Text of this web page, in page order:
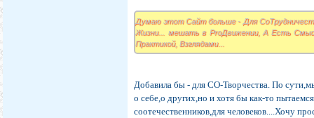
Думаю этот Сайт больше - Для
Жизни... мешать в ProДвижении, А Есть
Практикой, Взглядами...
Добавила бы - для СО-Творчества. По
о себе,о других,но и хотя бы как-то
соотечественников,для человеков....Хочу